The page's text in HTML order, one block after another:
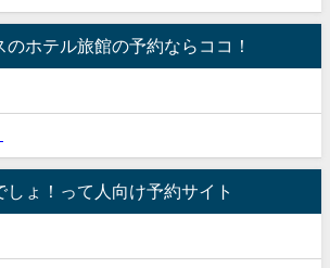
ホテル旅館の予約ならココ！
しょ！って人向け予約サイト